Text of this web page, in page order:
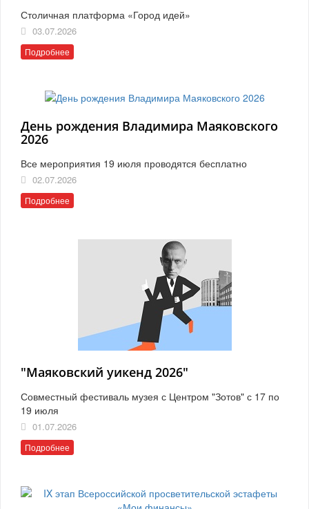
Столичная платформа «Город идей»
03.07.2026
Подробнее
День рождения Владимира Маяковского
2026
Все мероприятия 19 июля проводятся бесплатно
02.07.2026
Подробнее
"Маяковский уикенд 2026"
Совместный фестиваль музея с Центром "Зотов" с 17 по
19 июля
01.07.2026
Подробнее